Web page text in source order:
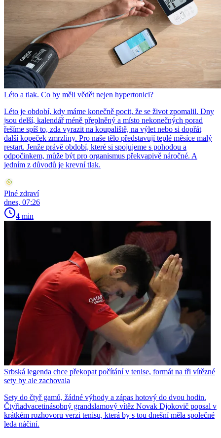
Léto a tlak. Co by měli vědět nejen hypertonici?
Léto je období, kdy máme konečně pocit, že se život zpomalil. Dny
jsou delší, kalendář méně přeplněný a místo nekonečných porad
řešíme spíš to, zda vyrazit na koupaliště, na výlet nebo si dopřát
další kopeček zmrzliny. Pro naše tělo představují teplé měsíce malý
restart. Jenže právě období, které si spojujeme s pohodou a
odpočinkem, může být pro organismus překvapivě náročné. A
jedním z důvodů je krevní tlak.
Plné zdraví
dnes, 07:26
4 min
Srbská legenda chce překopat počítání v tenise, formát na tři vítězné
sety by ale zachovala
Sety do čtyř gamů, žádné výhody a zápas hotový do dvou hodin.
Čtyřiadvacetinásobný grandslamový vítěz Novak Djokovič popsal v
krátkém rozhovoru verzi tenisu, která by s tou dnešní měla společné
leda náčiní.